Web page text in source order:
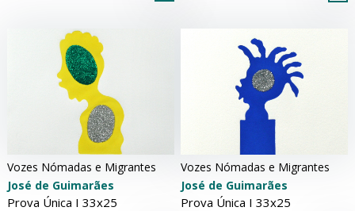
Vozes Nómadas e Migrantes
José de Guimarães
Prova Única Ι 33x25
Vozes Nómadas e Migrantes
José de Guimarães
Prova Única Ι 33x25